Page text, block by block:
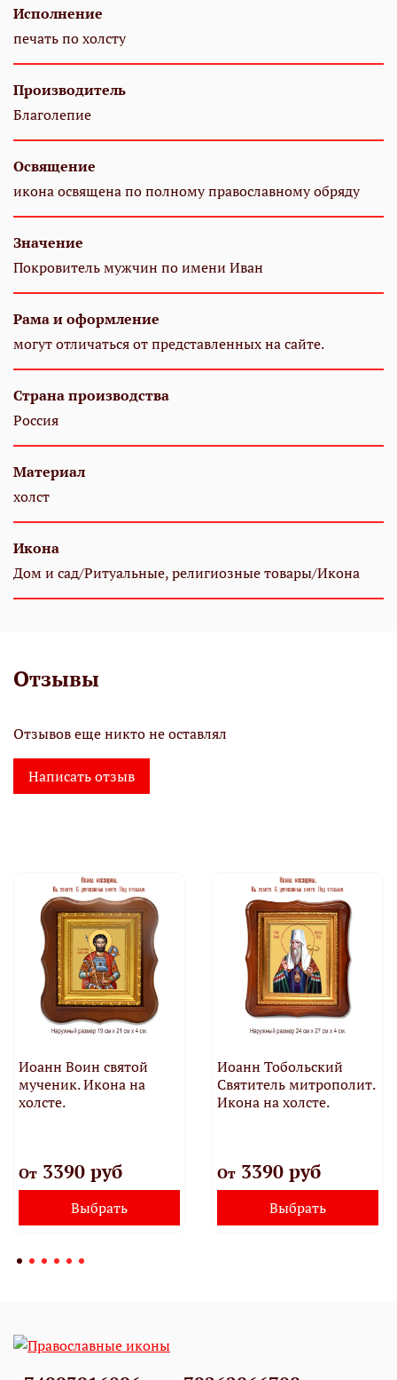
Исполнение
печать по холсту
Производитель
Благолепие
Освящение
икона освящена по полному православному обряду
Значение
Покровитель мужчин по имени Иван
Рама и оформление
могут отличаться от представленных на сайте.
Страна производства
Россия
Материал
холст
Икона
Дом и сад/Ритуальные, религиозные товары/Икона
Отзывы
Отзывов еще никто не оставлял
Написать отзыв
Иоанн Воин святой
мученик. Икона на
холсте.
От3390 руб
Выбрать
Иоанн Тобольский
Святитель митрополит.
Икона на холсте.
От3390 руб
Выбрать